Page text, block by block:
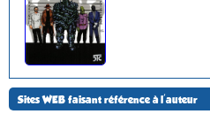
Sites WEB faisant référence à l'auteur